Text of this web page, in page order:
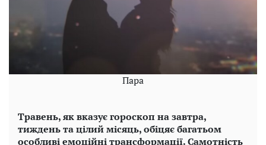
Пара
Травень, як вказує гороскоп на завтра,
тиждень та цілий місяць, обіцяє багатьом
особливі емоційні трансформації. Самотність